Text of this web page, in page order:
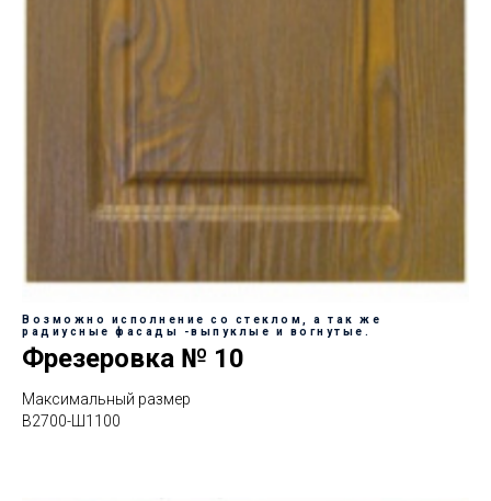
Возможно исполнение со стеклом, а так же
радиусные фасады -выпуклые и вогнутые.
Фрезеровка № 10
Максимальный размер
В2700-Ш1100